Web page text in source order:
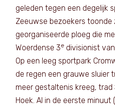
geleden tegen een degelijk
Zeeuwse bezoekers toonde
georganiseerde ploeg die
Woerdense 3e divisionist
Op een leeg sportpark
de regen een grauwe sluier
meer gestaltenis kreeg,
Hoek. Al in de eerste